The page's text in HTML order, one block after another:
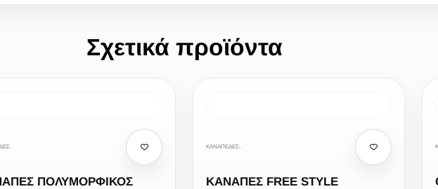
Σχετικά προϊόντα
ΠΟΛΥΜΟΡΦΙΚΟΣ
ΚΑΝΑΠΕΔΕΣ,
ΚΑΝΑΠΕΣ FREE STYLE